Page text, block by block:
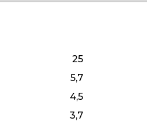
25
5,7
4,5
3,7